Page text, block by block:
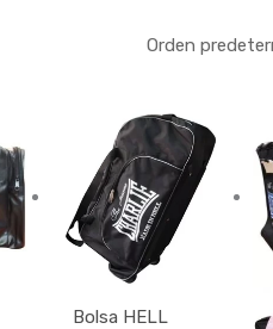
Bolsa HELL